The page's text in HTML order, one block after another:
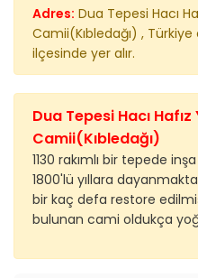
Adres: Dua Tepesi Hacı
Camii(Kıbledağı) ,
ilçesinde yer alır.
Dua Tepesi Hacı Hafız
Camii(Kıbledağı)
1130 rakımlı bir tepede
1800'lü yıllara
bir kaç defa restore
bulunan cami oldukça